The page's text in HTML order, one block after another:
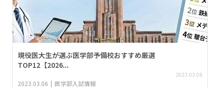
現役医大生が選ぶ医学部予備校おすすめ厳選
TOP12【2026...
2023.03.06
2023.03.06 医学部入試情報